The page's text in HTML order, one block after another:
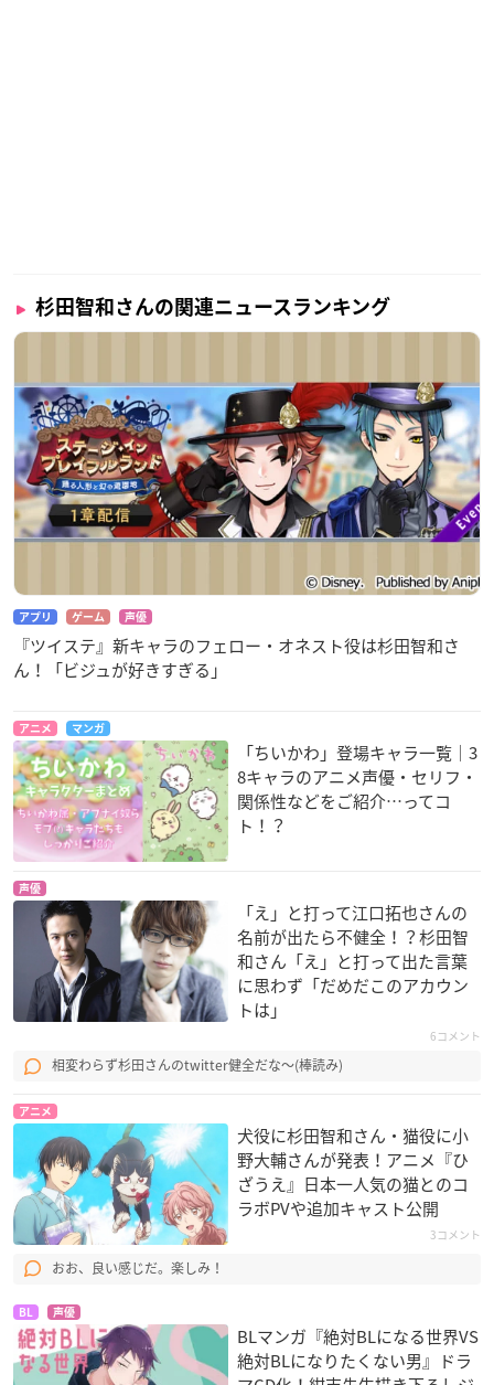
杉田智和さんの関連ニュースランキング
アプリ ゲーム 声優
『ツイステ』新キャラのフェロー・オネスト役は杉田智和さ
ん！「ビジュが好きすぎる」
アニメ マンガ
「ちいかわ」登場キャラ一覧｜3
8キャラのアニメ声優・セリフ・
関係性などをご紹介…ってコ
ト！？
声優
「え」と打って江口拓也さんの
名前が出たら不健全！？杉田智
和さん「え」と打って出た言葉
に思わず「だめだこのアカウン
トは」
6コメント
相変わらず杉田さんのtwitter健全だな〜(棒読み)
アニメ
犬役に杉田智和さん・猫役に小
野大輔さんが発表！アニメ『ひ
ざうえ』日本一人気の猫とのコ
ラボPVや追加キャスト公開
3コメント
おお、良い感じだ。楽しみ！
BL 声優
BLマンガ『絶対BLになる世界VS
絶対BLになりたくない男』ドラ